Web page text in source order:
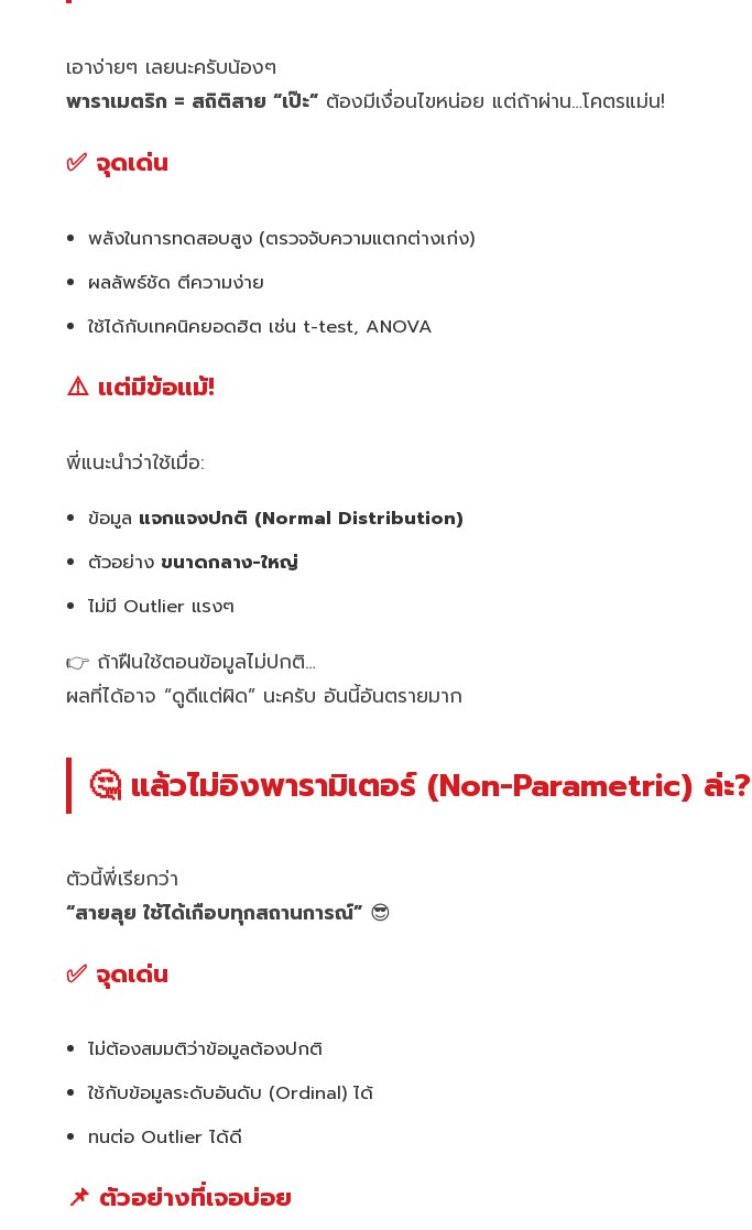
เอาง่ายๆ เลยนะครับน้องๆ
พาราเมตริก = สถิติสาย “เป๊ะ” ต้องมีเงื่อนไขหน่อย แต่ถ้าผ่าน…โคตรแม่น!
✅ จุดเด่น
พลังในการทดสอบสูง (ตรวจจับความแตกต่างเก่ง)
ผลลัพธ์ชัด ตีความง่าย
ใช้ได้กับเทคนิคยอดฮิต เช่น t-test, ANOVA
⚠️ แต่มีข้อแม้!
พี่แนะนำว่าใช้เมื่อ:
ข้อมูล แจกแจงปกติ (Normal Distribution)
ตัวอย่าง ขนาดกลาง-ใหญ่
ไม่มี Outlier แรงๆ
👉 ถ้าฝืนใช้ตอนข้อมูลไม่ปกติ…
ผลที่ได้อาจ “ดูดีแต่ผิด” นะครับ อันนี้อันตรายมาก
🤔 แล้วไม่อิงพารามิเตอร์ (Non-Parametric) ล่ะ?
ตัวนี้พี่เรียกว่า
“สายลุย ใช้ได้เกือบทุกสถานการณ์” 😎
✅ จุดเด่น
ไม่ต้องสมมติว่าข้อมูลต้องปกติ
ใช้กับข้อมูลระดับอันดับ (Ordinal) ได้
ทนต่อ Outlier ได้ดี
📌 ตัวอย่างที่เจอบ่อย